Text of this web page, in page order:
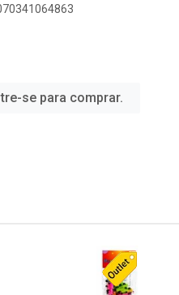
se para comprar.